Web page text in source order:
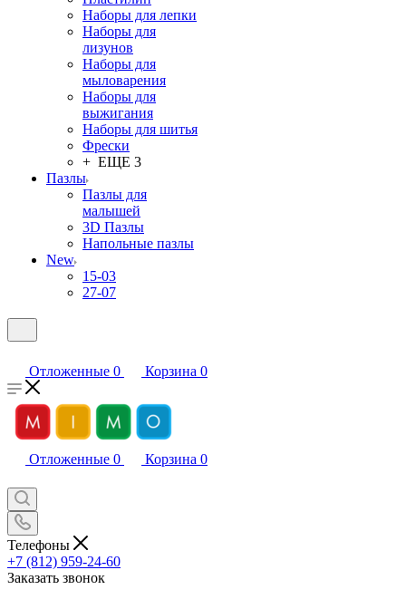
Наборы для лепки
Наборы для
лизунов
Наборы для
мыловарения
Наборы для
выжигания
Наборы для шитья
Фрески
+ ЕЩЕ 3
Пазлы
Пазлы для
малышей
3D Пазлы
Напольные пазлы
New
15-03
27-07
Отложенные 0 Корзина 0
Отложенные 0 Корзина 0
Телефоны
+7 (812) 959-24-60
Заказать звонок